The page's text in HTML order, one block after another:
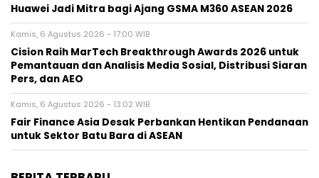
Huawei Jadi Mitra bagi Ajang GSMA M360 ASEAN 2026
Kamis, 6 Agustus 2026 - 17:00 WIB
Cision Raih MarTech Breakthrough Awards 2026 untuk
Pemantauan dan Analisis Media Sosial, Distribusi Siaran
Pers, dan AEO
Kamis, 6 Agustus 2026 - 13:02 WIB
Fair Finance Asia Desak Perbankan Hentikan Pendanaan
untuk Sektor Batu Bara di ASEAN